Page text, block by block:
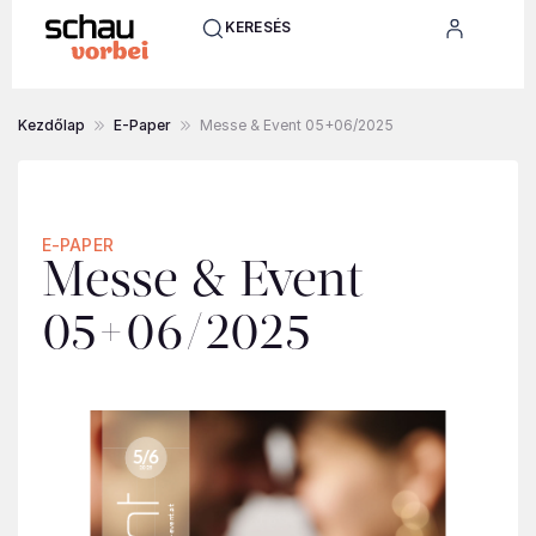
KERESÉS
Kezdőlap E-Paper Messe & Event 05+06/2025
E-PAPER
Messe & Event
05+06/2025